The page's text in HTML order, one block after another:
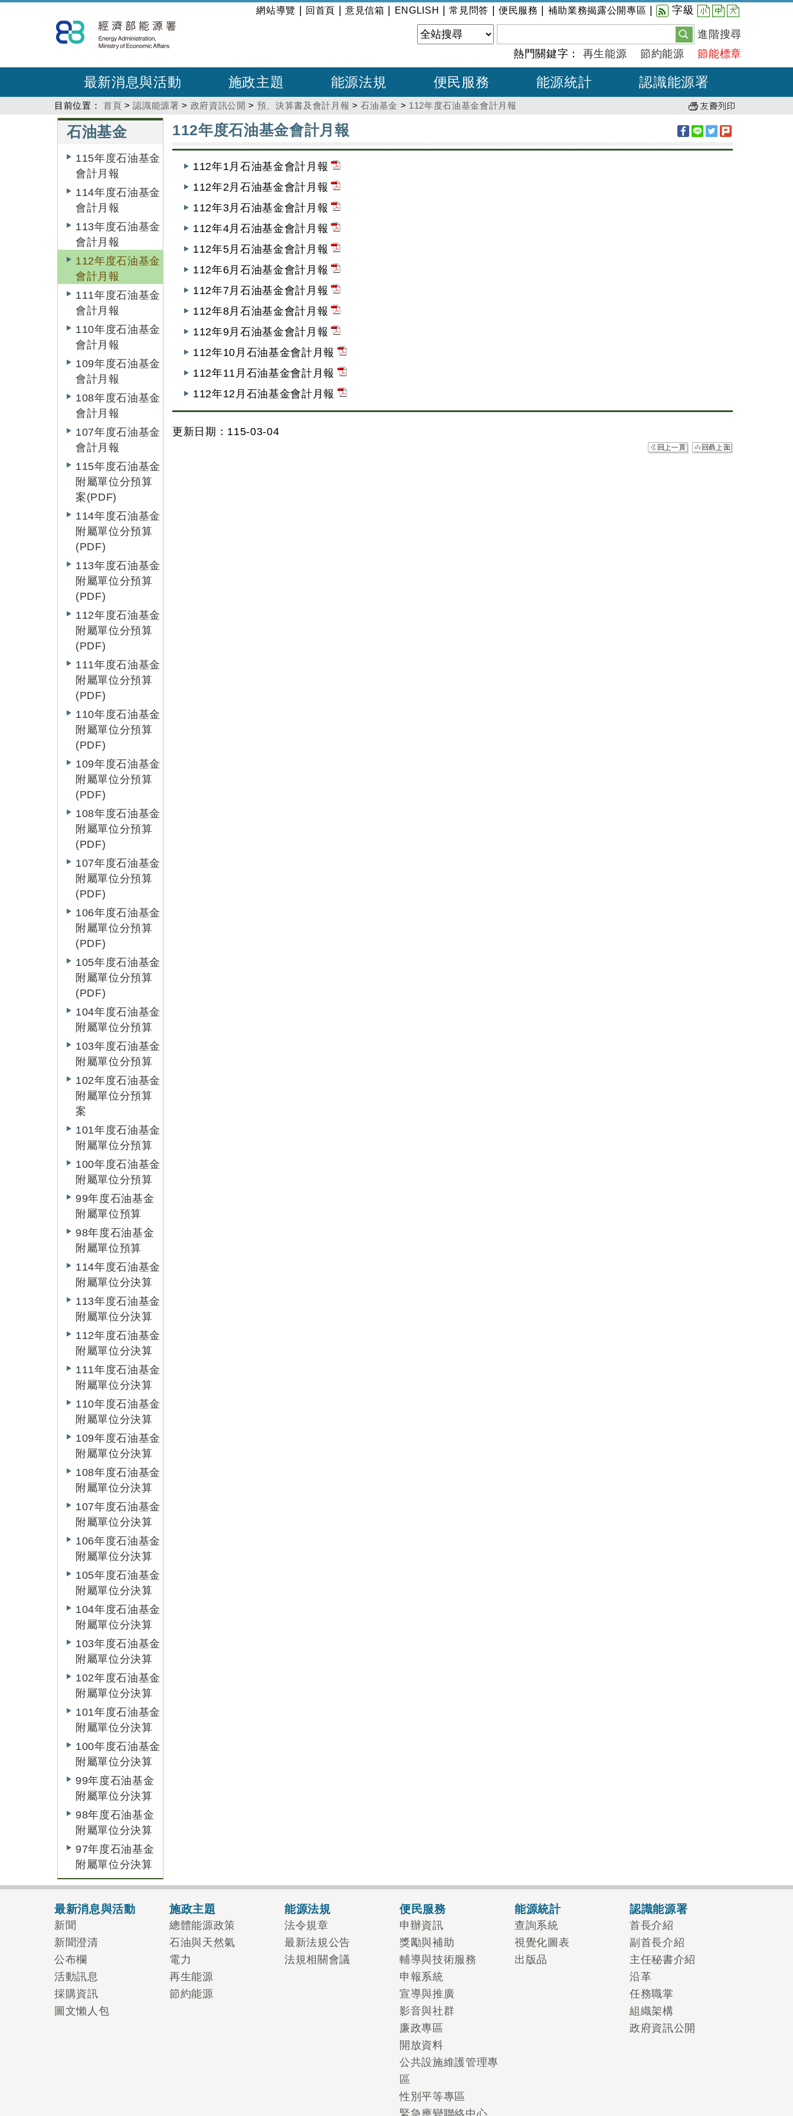
到
主
內
:::
網站導覽 回首頁 意見信箱 ENGLISH |常見問答 便民服務 補助業務揭露公開專區 字級 小 中 大
進階搜尋
熱門關鍵字： 再生能源 節約能源 節能標章
最新消息與活動 施政主題 能源法規 便民服務 能源統計 認識能源署
目前位置： 首頁 >認識能源署 > 政府資訊公開 > 預、決算書及會計月報 >石油基金 > 112年度石油基金會計月報
石油基金
115年度石油基金
會計月報
114年度石油基金
會計月報
113年度石油基金
會計月報
112年度石油基金
會計月報
111年度石油基金
會計月報
110年度石油基金
會計月報
109年度石油基金
會計月報
108年度石油基金
會計月報
107年度石油基金
會計月報
115年度石油基金
附屬單位分預算
案(PDF)
114年度石油基金
附屬單位分預算
(PDF)
113年度石油基金
附屬單位分預算
(PDF)
112年度石油基金
附屬單位分預算
(PDF)
111年度石油基金
附屬單位分預算
(PDF)
110年度石油基金
附屬單位分預算
(PDF)
109年度石油基金
附屬單位分預算
(PDF)
108年度石油基金
附屬單位分預算
(PDF)
107年度石油基金
附屬單位分預算
(PDF)
106年度石油基金
附屬單位分預算
(PDF)
105年度石油基金
附屬單位分預算
(PDF)
104年度石油基金
附屬單位分預算
103年度石油基金
附屬單位分預算
102年度石油基金
附屬單位分預算
案
101年度石油基金
附屬單位分預算
100年度石油基金
附屬單位分預算
99年度石油基金
附屬單位預算
98年度石油基金
附屬單位預算
114年度石油基金
附屬單位分決算
113年度石油基金
附屬單位分決算
112年度石油基金
附屬單位分決算
111年度石油基金
附屬單位分決算
110年度石油基金
附屬單位分決算
109年度石油基金
附屬單位分決算
108年度石油基金
附屬單位分決算
107年度石油基金
附屬單位分決算
106年度石油基金
附屬單位分決算
105年度石油基金
附屬單位分決算
104年度石油基金
附屬單位分決算
103年度石油基金
附屬單位分決算
102年度石油基金
附屬單位分決算
101年度石油基金
附屬單位分決算
100年度石油基金
附屬單位分決算
99年度石油基金
附屬單位分決算
98年度石油基金
附屬單位分決算
97年度石油基金
附屬單位分決算
112年度石油基金會計月報
112年1月石油基金會計月報
112年2月石油基金會計月報
112年3月石油基金會計月報
112年4月石油基金會計月報
112年5月石油基金會計月報
112年6月石油基金會計月報
112年7月石油基金會計月報
112年8月石油基金會計月報
112年9月石油基金會計月報
112年10月石油基金會計月報
112年11月石油基金會計月報
112年12月石油基金會計月報
更新日期：115-03-04
最新消息與活動
新聞
新聞澄清
公布欄
活動訊息
採購資訊
圖文懶人包
施政主題
總體能源政策
石油與天然氣
電力
再生能源
節約能源
能源法規
法令規章
最新法規公告
法規相關會議
便民服務
申辦資訊
獎勵與補助
輔導與技術服務
申報系統
宣導與推廣
影音與社群
廉政專區
開放資料
公共設施維護管理專
區
性別平等專區
緊急應變聯絡中心
能源統計
查詢系統
視覺化圖表
出版品
認識能源署
首長介紹
副首長介紹
主任秘書介紹
沿革
任務職掌
組織架構
政府資訊公開